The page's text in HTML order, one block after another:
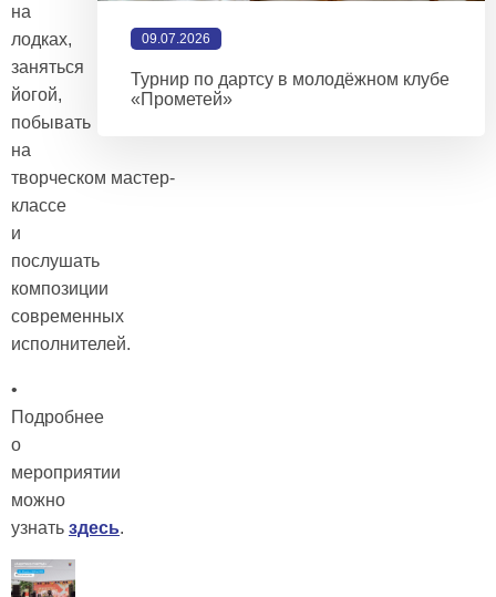
на
лодках,
заняться
йогой,
побывать
на
творческом мастер-
классе
и
послушать
композиции
современных
исполнителей.
•
Подробнее
о
мероприятии
можно
узнать здесь.
09.07.2026
Турнир по дартсу в молодёжном клубе
«Прометей»